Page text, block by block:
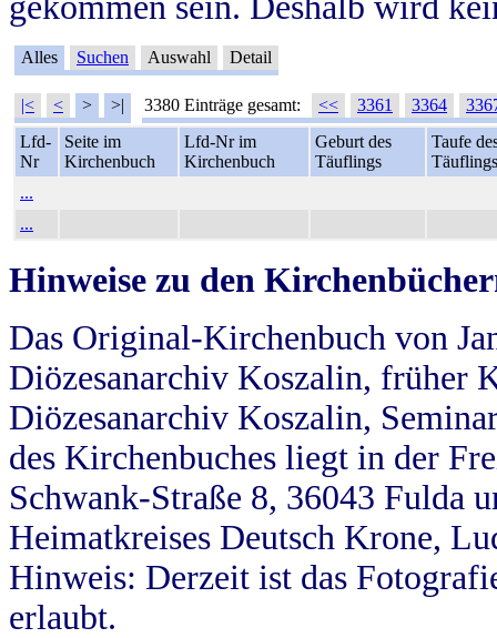
Alles Suchen Auswahl Detail
|< < > >| 3380 Einträge gesamt: << 3361 3364
Lfd-
Nr
Seite im
Kirchenbuch
Lfd-Nr im
Kirchenbuch
Geburt des
Täuflings
Taufe
Täuflings
...
...
Hinweise zu den
Das Original-Kirchenbuch von
Diözesanarchiv Koszalin, früher
Diözesanarchiv Koszalin,
des Kirchenbuches liegt in der
Schwank-Straße 8, 36043 Fulda
Heimatkreises Deutsch Krone,
Hinweis: Derzeit ist das
erlaubt.